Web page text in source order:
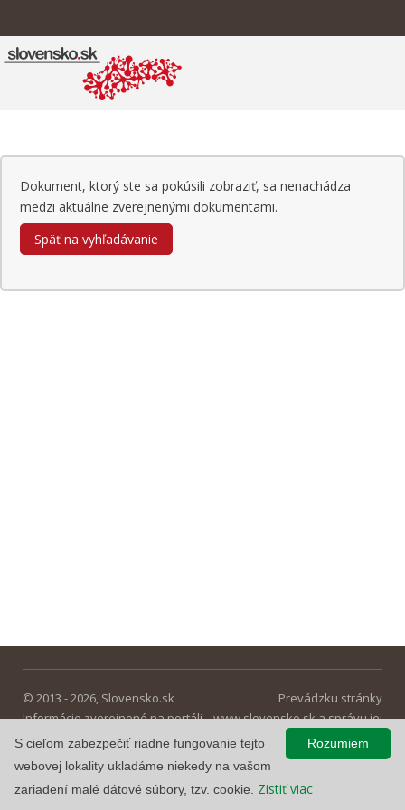
Dokument, ktorý ste sa pokúsili zobraziť, sa nenachádza
medzi aktuálne zverejnenými dokumentami.
Späť na vyhľadávanie
© 2013 - 2026, Slovensko.sk
Informácie zverejnené na portáli
majú informatívny charakter.
Prevádzku stránky
www.slovensko.sk a správu jej
obsahu zabezpečuje
Národná agentúra pre sieťové a
Rozumiem
S cieľom zabezpečiť riadne fungovanie tejto
webovej lokality ukladáme niekedy na vašom
zariadení malé dátové súbory, tzv. cookie. Zistiť viac